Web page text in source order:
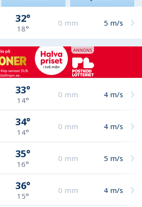
32°
18°
0 mm 5 m/s
33°
14°
0 mm 4 m/s
34°
14°
0 mm 4 m/s
35°
16°
0 mm 5 m/s
36°
15°
0 mm 4 m/s